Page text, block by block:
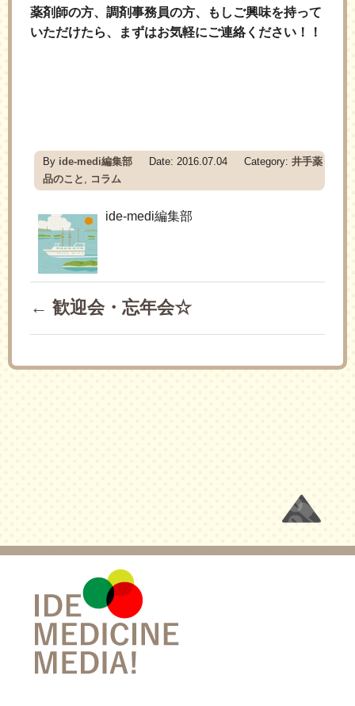
薬剤師の方、調剤事務員の方、もしご興味を持って
いただけたら、まずはお気軽にご連絡ください！！
By ide-medi編集部Date: 2016.07.04 Category: 井手薬
品のこと
コラム
ide-medi編集部
← 歓迎会・忘年会☆